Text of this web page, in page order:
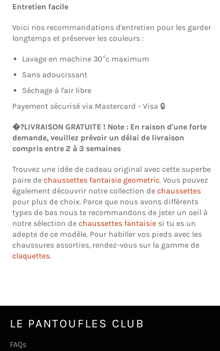
Entretien facile
Voici nos recommandations d'entretien pour les garder
longtemps et préserver les couleurs :
Lavage en machine 30°c maximum
Sans adoucissant
Séchage à l'air libre
Payement sécurisé via Mastercard - Visa 🔒
�?LIVRAISON GRATUITE ! Note : En raison d'une forte
demande, veuillez prévoir un délai de livraison
compris entre 2 à 3 semaines
Trouvez une idée de cadeau original avec cette superbe
paire de chaussettes fantaisie geometric. Vous pouvez
également découvrir notre collection de chaussettes
pour plus de choix. Parce que nous avons différents
types de bas nous te recommandons de jeter un oeil à
notre sélection de chaussettes fantaisie si tu es un
adepte de ce modèle. Pour habiller vos pieds avec les
chaussures assorties, rendez-vous sur la gamme de
claquettes.
LE PANTOUFLES CLUB
FAQs